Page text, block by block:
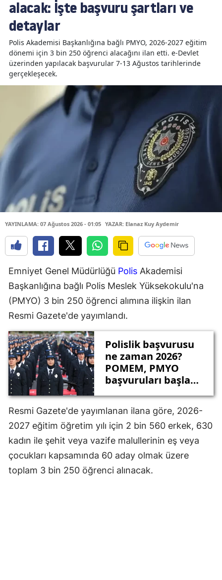
alacak: İşte başvuru şartları ve
detaylar
Polis Akademisi Başkanlığına bağlı PMYO, 2026-2027 eğitim
dönemi için 3 bin 250 öğrenci alacağını ilan etti. e-Devlet
üzerinden yapılacak başvurular 7-13 Ağustos tarihlerinde
gerçekleşecek.
YAYINLAMA: 07 Ağustos 2026 - 01:05 YAZAR: Elanaz Kuy Aydemir
Emniyet Genel Müdürlüğü Polis Akademisi
Başkanlığına bağlı Polis Meslek Yüksekokulu'na
(PMYO) 3 bin 250 öğrenci alımına ilişkin ilan
Resmi Gazete'de yayımlandı.
Polislik başvurusu
ne zaman 2026?
POMEM, PMYO
başvuruları başladı
detayları
Resmi Gazete'de yayımlanan ilana göre, 2026-
2027 eğitim öğretim yılı için 2 bin 560 erkek, 630
kadın ile şehit veya vazife malullerinin eş veya
çocukları kapsamında 60 aday olmak üzere
toplam 3 bin 250 öğrenci alınacak.